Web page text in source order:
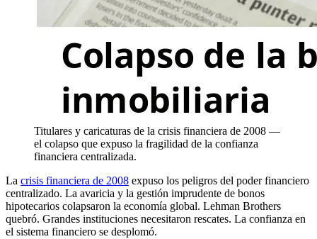
Titulares y caricaturas de la crisis financiera de 2008 —
el colapso que expuso la fragilidad de la confianza
financiera centralizada.
La crisis financiera de 2008 expuso los peligros del poder financiero
centralizado. La avaricia y la gestión imprudente de bonos
hipotecarios colapsaron la economía global. Lehman Brothers
quebró. Grandes instituciones necesitaron rescates. La confianza en
el sistema financiero se desplomó.